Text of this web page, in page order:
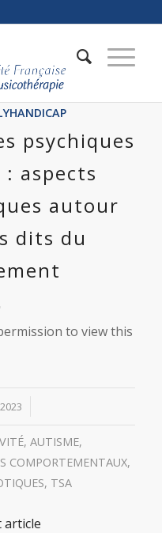
psychiques
: aspects
autour
dits du
to view this
,AUTISME,
COMPORTEMENTAUX,
, TSA
article